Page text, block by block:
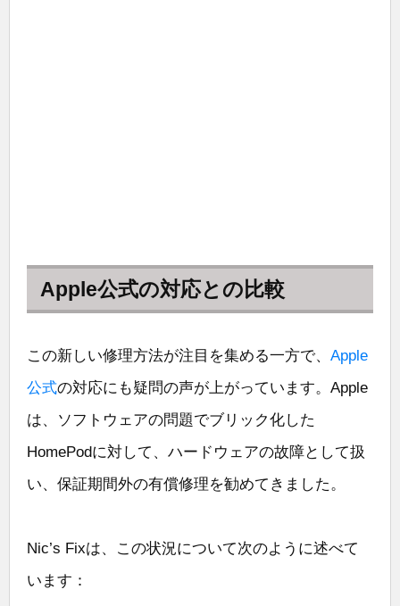
Apple公式の対応との比較
この新しい修理方法が注目を集める一方で、 Apple
公式の対応にも疑問の声が上がっています。Apple
は、ソフトウェアの問題でブリック化した
HomePodに対して、ハードウェアの故障として扱
い、保証期間外の有償修理を勧めてきました。
Nic’s Fixは、この状況について次のように述べて
います：